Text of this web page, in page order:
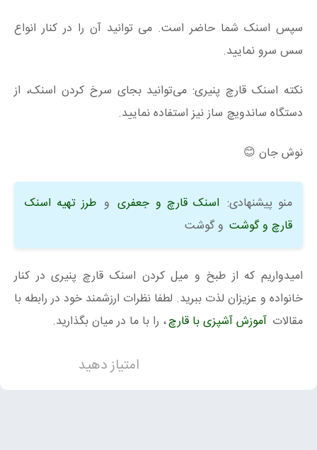
سپس اسنک شما حاضر است. می توانید آن را در کنار انواع
سس سرو نمایید.
نکته اسنک قارچ پنیری: می‌توانید بجای سرخ کردن اسنک، از
دستگاه ساندویچ ساز نیز استفاده نمایید.
نوش جان 😊
منو پیشنهادی: اسنک قارچ و جعفری و طرز تهیه اسنک
قارچ و گوشت و گوشت
امیدواریم که از طبخ و میل کردن اسنک قارچ پنیری در کنار
خانواده و عزیزان لذت ببرید. لطفا نظرات ارزشمند خود در رابطه با
مقالات آموزش آشپزی با قارچ، را با ما در میان بگذارید.
امتیاز دهید